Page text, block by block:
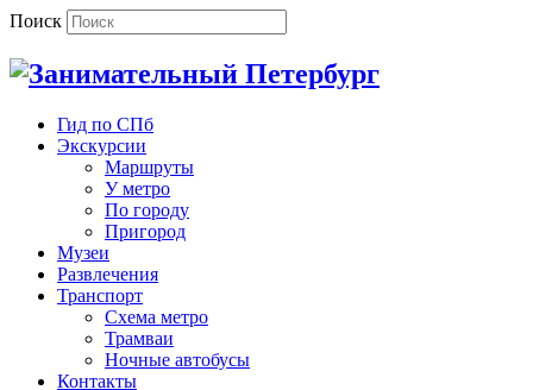
Поиск
Гид по СПб
Экскурсии
Маршруты
У метро
По городу
Пригород
Музеи
Развлечения
Транспорт
Схема метро
Трамваи
Ночные автобусы
Контакты